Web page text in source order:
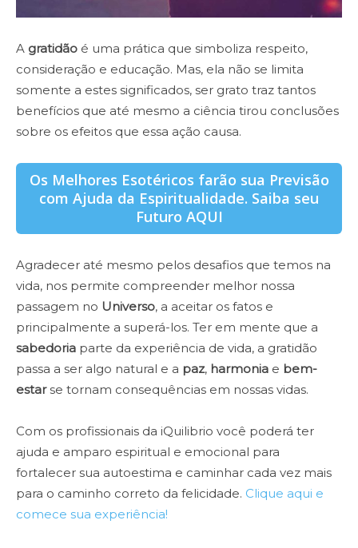
A gratidão é uma prática que simboliza respeito,
consideração e educação. Mas, ela não se limita
somente a estes significados, ser grato traz tantos
benefícios que até mesmo a ciência tirou conclusões
sobre os efeitos que essa ação causa.
Os Melhores Esotéricos farão sua Previsão
com Ajuda da Espiritualidade. Saiba seu
Futuro AQUI
Agradecer até mesmo pelos desafios que temos na
vida, nos permite compreender melhor nossa
passagem no Universo, a aceitar os fatos e
principalmente a superá-los. Ter em mente que a
sabedoria parte da experiência de vida, a gratidão
passa a ser algo natural e a paz, harmonia e bem-
estarse tornam consequências em nossas vidas.
Com os profissionais da iQuilibrio você poderá ter
ajuda e amparo espiritual e emocional para
fortalecer sua autoestima e caminhar cada vez mais
para o caminho correto da felicidade. Clique aqui e
comece sua experiência!